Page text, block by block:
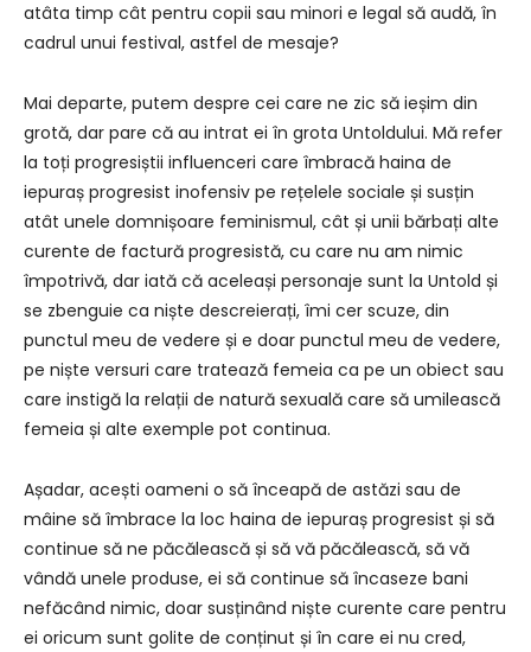
atâta timp cât pentru copii sau minori e legal să audă, în
cadrul unui festival, astfel de mesaje?
Mai departe, putem despre cei care ne zic să ieșim din
grotă, dar pare că au intrat ei în grota Untoldului. Mă refer
la toți progresiștii influenceri care îmbracă haina de
iepuraș progresist inofensiv pe rețelele sociale și susțin
atât unele domnișoare feminismul, cât și unii bărbați alte
curente de factură progresistă, cu care nu am nimic
împotrivă, dar iată că aceleași personaje sunt la Untold și
se zbenguie ca niște descreierați, îmi cer scuze, din
punctul meu de vedere și e doar punctul meu de vedere,
pe niște versuri care tratează femeia ca pe un obiect sau
care instigă la relații de natură sexuală care să umilească
femeia și alte exemple pot continua.
Așadar, acești oameni o să înceapă de astăzi sau de
mâine să îmbrace la loc haina de iepuraș progresist și să
continue să ne păcălească și să vă păcălească, să vă
vândă unele produse, ei să continue să încaseze bani
nefăcând nimic, doar susținând niște curente care pentru
ei oricum sunt golite de conținut și în care ei nu cred,